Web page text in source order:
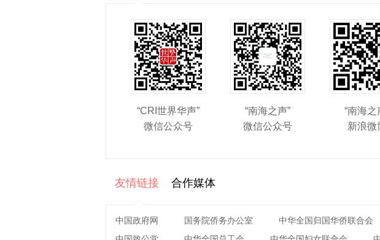
“CRI世界华声”
微信公众号
“南海之声”
微信公众号
“南海之
新浪微
友情链接 合作媒体
中国政府网 国务院侨务办公室 中华全国归国华侨联合会